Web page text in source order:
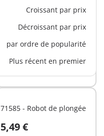
Croissant par prix
Décroissant par prix
par ordre de popularité
Plus récent en premier
l'Avent Pirates
Au panier
71585 - Robot de plongée
5,49 €